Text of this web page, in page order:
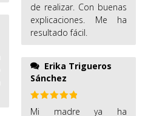
5
de realizar. Con buenas
explicaciones. Me ha
resultado fácil.
Sánchez
Valorado
Mi madre ya ha